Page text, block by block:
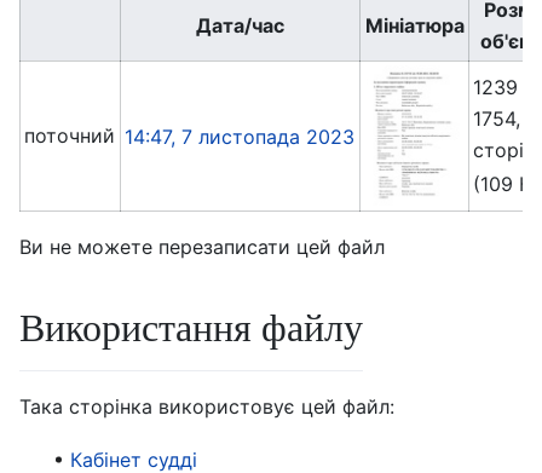
Дата/час Мініатюра
поточний 14:47, 7 листопада 2023
1239 ×
1754, 3
(109
Ви не можете перезаписати цей файл
Використання файлу
Така сторінка використовує цей файл:
Кабінет судді